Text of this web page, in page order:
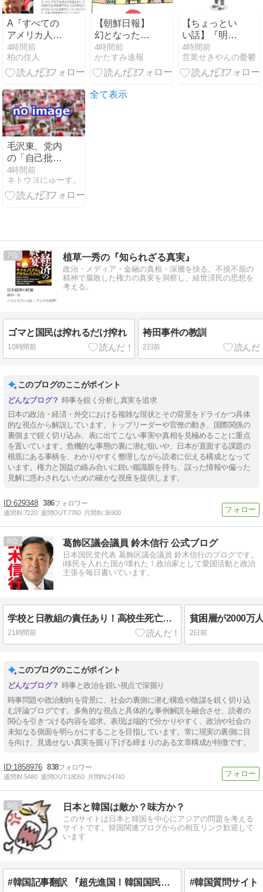
は‥』
A『すべての
アメリカ人を
株主に」…AI
失業時代にト
ランプ政権が
再分配「ユニ
バーサル・ベ
ーシック・キ
ャピタル」と
は一体なに
か』、
B『「未来は
理想郷か、は
か」…AI覇権
（8/5現代ビジ
ネス 池田純
一）について
4時間前
柏の住人
【朝鮮日報】
幻となった
「女性天皇」
4時間前
かたすみ速報
【ちょっとい
い話】『明日
は 御座無（ご
ざな） く 候
（そうろう）
4時間前
営業せきやんの憂鬱
毛沢東、党内
の「自己批
判」を密告合
戦に変えて幹
部を黙らせる
4時間前
ネトウヨにゅーす。
全て表示
7 植草一秀の『知られざる真実』
政治・メディア・金融の真相・深層を抉る。不撓不屈の
精神で腐敗した権力の真実を洞察し、経世済民の思想を
考える。
ゴマと国民は搾れるだけ搾れ
10時間前
袴田事件の教訓
2日前
このブログのここがポイント
時事を鋭く分析し真実を追求
日本の政治・経済・外交における複雑な現状とその背景をドライかつ具体
的な視点から解説しています。トップリーダーや官僚の動き、国際関係の
裏側まで鋭く切り込み、表に出てこない事実や真相を見極めることに重点
を置いています。危機的な事態の裏に潜む狙いや、日本が直面する課題の
根底にある事柄を、わかりやすく整理しながら読者に伝える構成となって
います。権力と国益の絡み合いに鋭い鑑識眼を持ち、誤った情報や偏った
見解に惑わされないための確かな視座を提供します。
629348 386
週間IN:7220 週間OUT:7780 月間IN:36900
8 葛飾区議会議員 鈴木信行 公式ブログ
日本国民党代表 葛飾区議会議員 鈴木信行のブログです。
i移民を入れた国が壊れた！政治家として愛国活動と政治
主張を毎日書いています。
学校と日教組の責任あり！高校生死亡の辺野古抗議船転覆事故！#葛飾区
21時間前 2日前
このブログのここがポイント
時事と政治を鋭い視点で深掘り
時事問題や政治動向を背景に、社会の裏側に潜む構造や陰謀を鋭く切り込
む評論ブログです。多角的な視点と具体的な事例解説を融合させ、読者の
関心を引きつける内容を追求。表現は端的で分かりやすく、政治や社会の
未知なる側面を明らかにすることを目指しています。常に現実の裏側に目
を向け、見逃せない真実を掘り下げる締まりのある文章構成が特徴です。
1858976 838
週間IN:5480 週間OUT:18050 月間IN:24740
9 日本と韓国は敵か？味方か？
このサイトは日本と韓国を中心にアジアの問題を考える
サイトです。韓国関連ブログからの相互リンク歓迎して
います
#韓国記事翻訳 『超先進国！韓国国民様、真昼のソウルのど真ん中で●●！』、『いくらなんでもあそこで●を擦るのは‥』